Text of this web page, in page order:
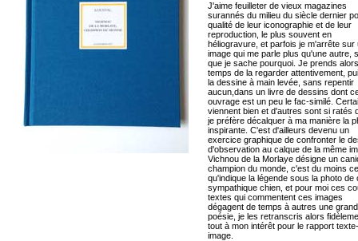
J'aime feuilleter de vieux magazines
surannés du milieu du siècle dernier
qualité de leur iconographie et de leur
reproduction, le plus souvent en
héliogravure, et parfois je m'arrête sur
image qui me parle plus qu'une autre,
que je sache pourquoi. Je prends
temps de la regarder attentivement,
la dessine à main levée, sans repentir
aucun,dans un livre de dessins dont
ouvrage est un peu le fac-similé.
viennent bien et d'autres sont si ratés
je préfère décalquer à ma manière la
inspirante. C'est d'ailleurs devenu un
exercice graphique de confronter le
d'observation au calque de la même
Vichnou de la Morlaye désigne un
champion du monde, c'est du moins ce
qu'indique la légende sous la photo de
sympathique chien, et pour moi ces
textes qui commentent ces images
dégagent de temps à autres une
poésie, je les retranscris alors
tout à mon intérêt pour le rapport texte-
image.